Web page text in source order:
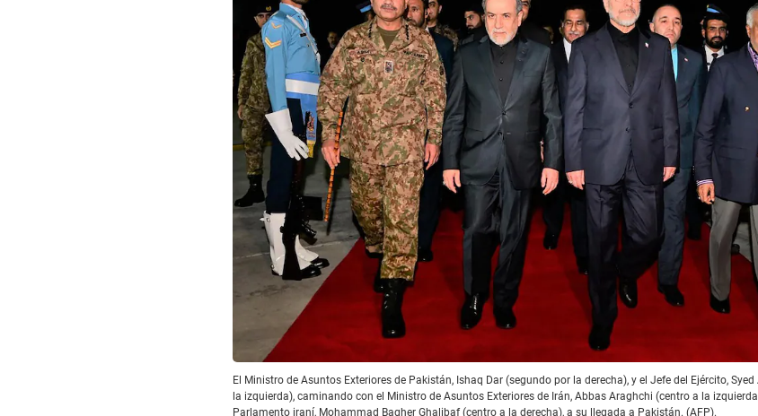
El Ministro de Asuntos Exteriores de Pakistán, Ishaq Dar (segundo por la derecha), y el Jefe del Ejército,
la izquierda), caminando con el Ministro de Asuntos Exteriores de Irán, Abbas Araghchi (centro a la
Parlamento iraní, Mohammad Bagher Ghalibaf (centro a la derecha), a su llegada a Pakistán. (AFP).